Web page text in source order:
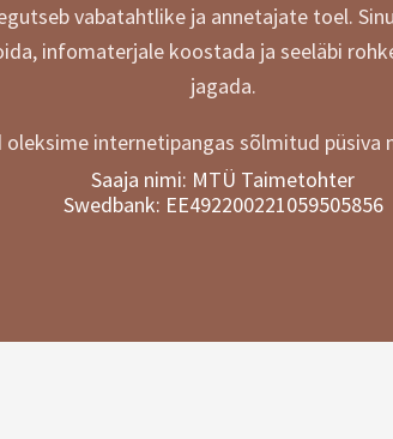
vabatahtlike ja annetajate toel.
infomaterjale koostada ja seeläbi
jagada.
oleksime internetipangas sõlmitud püsiva
Saaja nimi: MTÜ Taimetohter
Swedbank: EE492200221059505856